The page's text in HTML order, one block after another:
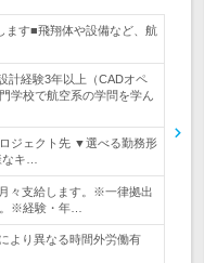
ます■飛翔体や設備など、航
計経験3年以上（CADオペ
学校で航空系の学問を学ん
ジェクト先 ▼選べる勤務形
キ…
々支給します。※一律拠出
※経験・年…
より異なる時間外労働有